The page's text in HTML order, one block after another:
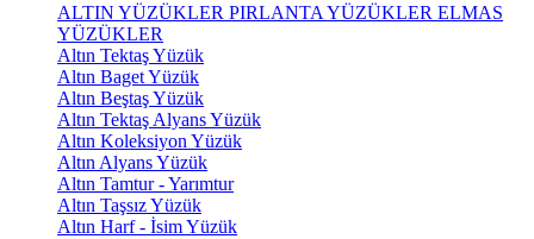
ALTIN YÜZÜKLER PIRLANTA YÜZÜKLER ELMAS
YÜZÜKLER
Altın Tektaş Yüzük
Altın Baget Yüzük
Altın Beştaş Yüzük
Altın Tektaş Alyans Yüzük
Altın Koleksiyon Yüzük
Altın Alyans Yüzük
Altın Tamtur - Yarımtur
Altın Taşsız Yüzük
Altın Harf - İsim Yüzük